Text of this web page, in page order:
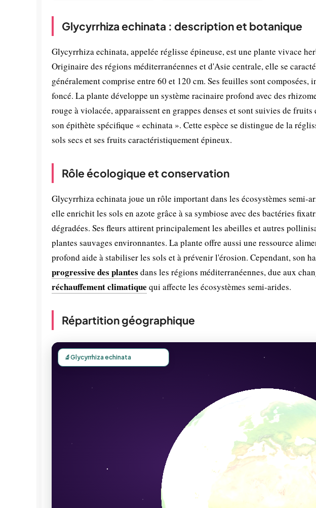
Glycyrrhiza echinata : description et botanique
Glycyrrhiza echinata, appelée réglisse épineuse, est une plante vivace
Originaire des régions méditerranéennes et d'Asie centrale, elle se
généralement comprise entre 60 et 120 cm. Ses feuilles sont
foncé. La plante développe un système racinaire profond avec des
rouge à violacée, apparaissent en grappes denses et sont suivies de
son épithète spécifique « echinata ». Cette espèce se distingue de la
sols secs et ses fruits caractéristiquement épineux.
Rôle écologique et conservation
Glycyrrhiza echinata joue un rôle important dans les écosystèmes semi-
elle enrichit les sols en azote grâce à sa symbiose avec des bactéries
dégradées. Ses fleurs attirent principalement les abeilles et autres
plantes sauvages environnantes. La plante offre aussi une ressource
profond aide à stabiliser les sols et à prévenir l'érosion. Cependant, son
progressive des plantes dans les régions méditerranéennes, due aux
réchauffement climatique qui affecte les écosystèmes semi-arides.
Répartition géographique